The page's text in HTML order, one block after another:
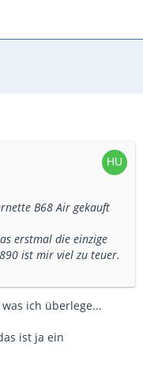
B68 Air gekauft
erstmal die einzige
ist mir viel zu teuer.
ich überlege...
ist ja ein